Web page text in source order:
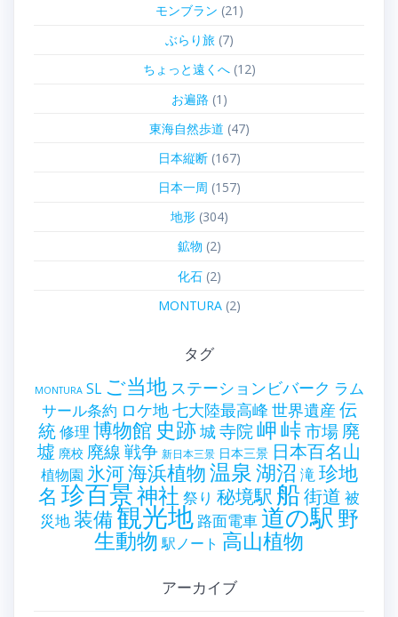
モンブラン (21)
ぶらり旅(7)
ちょっと遠くへ(12)
お遍路 (1)
東海自然歩道 (47)
日本縦断(167)
日本一周 (157)
地形(304)
鉱物 (2)
化石(2)
MONTURA(2)
タグ
MONTURA SL ご当地 ステーションビバーク ラム
サール条約 ロケ地七大陸最高峰 世界遺産 伝
統修理 博物館 史跡城寺院岬峠市場廃
墟 廃校 廃線戦争 新日本三景 日本三景 日本百名山
植物園 氷河海浜植物温泉湖沼 滝珍地
名 珍百景神社 祭り 秘境駅 船街道 被
災地装備観光地 路面電車道の駅野
生動物 駅ノート 高山植物
アーカイブ